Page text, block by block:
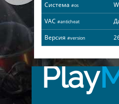
Система #os
VAC #anticheat
Версия #version
Play